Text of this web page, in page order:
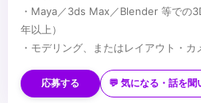
・Maya／3ds Max／Blender 等での
年以上）
・モデリング、またはレイアウト・
・映像制作パイプラインの理解
・長編映像・ハイエンドCG・没入型
応募する 💬 気になる・話を聞